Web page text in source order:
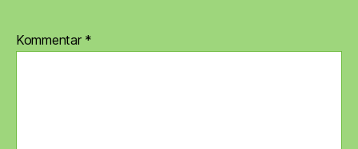
Kommentar *